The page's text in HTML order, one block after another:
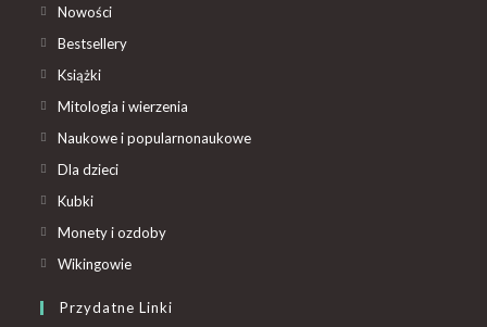
Nowości
Bestsellery
Książki
Mitologia i wierzenia
Naukowe i popularnonaukowe
Dla dzieci
Kubki
Monety i ozdoby
Wikingowie
Przydatne Linki